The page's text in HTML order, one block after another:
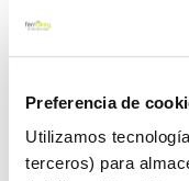
Preferencia de
Utilizamos
terceros) para